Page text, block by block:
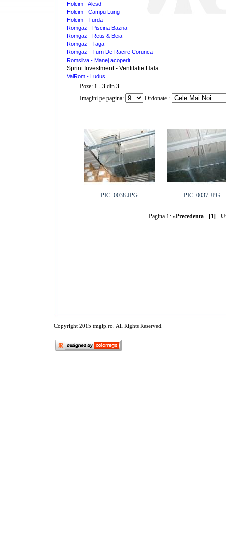
Holcim - Alesd
Holcim - Campu Lung
Holcim - Turda
Romgaz - Piscina Bazna
Romgaz - Retis & Beia
Romgaz - Taga
Romgaz - Turn De Racire Corunca
Romsilva - Manej acoperit
Sprint Investment - Ventilatie Hala
ValRom - Ludus
Poze: 1 - 3din 3
Imagini pe pagina:
Ordonate :
PIC_0038.JPG PIC_0037.JPG
Pagina 1: «Precedenta - [1] -
Copyright 2015 tmgip.ro. All Rights Reserved.